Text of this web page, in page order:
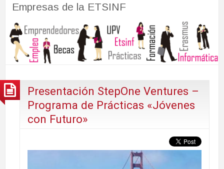
Empresas de la ETSINF
Presentación StepOne Ventures –
Programa de Prácticas «Jóvenes
con Futuro»